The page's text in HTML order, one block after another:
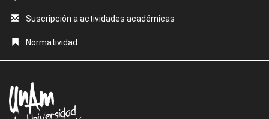
Suscripción a actividades académicas
Normatividad